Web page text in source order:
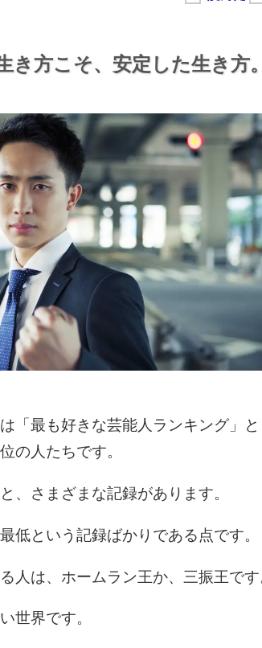
き方こそ、 安定した生き方。
「最も好きな芸能人ランキング」
の人たちです。
、さまざまな記録があります。
低という記録ばかりである点です。
人は、ホームラン王か、三振王です
世界です。